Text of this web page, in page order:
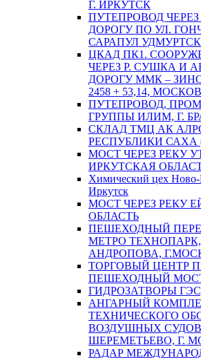
Г. ИРКУТСК
ПУТЕПРОВОД
ДОРОГУ ПО УЛ.
САРАПУЛ
ЦКАД ПК1.
ЧЕРЕЗ Р. СУШКА И
ДОРОГУ ММК –
2458 + 53,14,
ПУТЕПРОВОД,
ГРУППЫ ИЛИМ, Г.
СКЛАД ТМЦ АК
РЕСПУБЛИКИ САХА
МОСТ ЧЕРЕЗ РЕКУ
ИРКУТСКАЯ
Химический цех
Иркутск
МОСТ ЧЕРЕЗ РЕКУ
ОБЛАСТЬ
ПЕШЕХОДНЫЙ
МЕТРО
АНДРОПОВА,
ТОРГОВЫЙ ЦЕНТР
ПЕШЕХОДНЫЙ
ГИДРОЗАТВОРЫ
АНГАРНЫЙ
ТЕХНИЧЕСКОГО
ВОЗДУШНЫХ СУДОВ
ШЕРЕМЕТЬЕВО, Г.
РАДАР